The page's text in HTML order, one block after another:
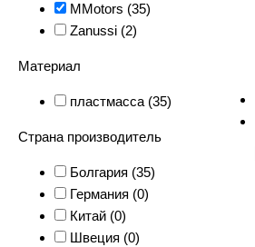
MMotors (35)
Zanussi (2)
Материал
пластмасса (35)
Страна производитель
Болгария (35)
Германия (0)
Китай (0)
Швеция (0)